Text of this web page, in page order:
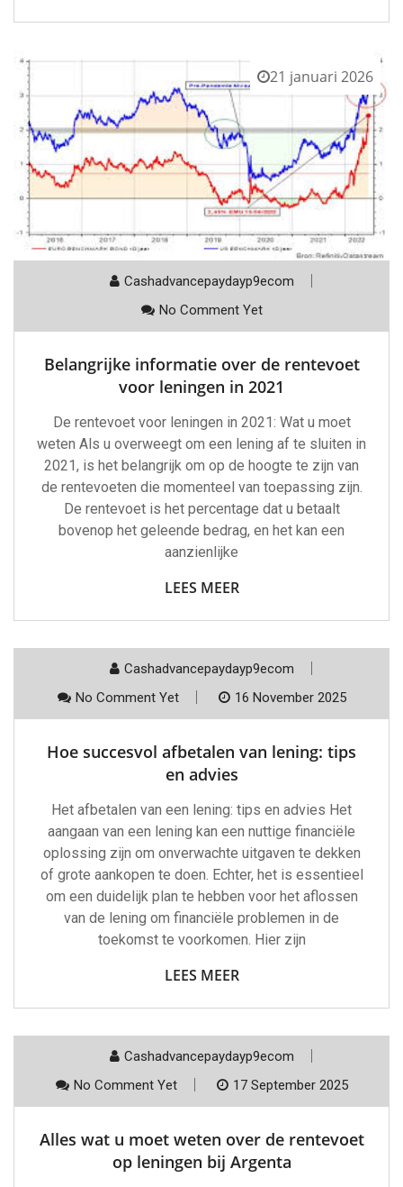
21 januari 2026
Cashadvancepaydayp9ecom
No Comment Yet
Belangrijke informatie over de rentevoet
voor leningen in 2021
De rentevoet voor leningen in 2021: Wat u moet
weten Als u overweegt om een lening af te sluiten in
2021, is het belangrijk om op de hoogte te zijn van
de rentevoeten die momenteel van toepassing zijn.
De rentevoet is het percentage dat u betaalt
bovenop het geleende bedrag, en het kan een
aanzienlijke
LEES MEER
Cashadvancepaydayp9ecom
No Comment Yet
16 November 2025
Hoe succesvol afbetalen van lening: tips
en advies
Het afbetalen van een lening: tips en advies Het
aangaan van een lening kan een nuttige financiële
oplossing zijn om onverwachte uitgaven te dekken
of grote aankopen te doen. Echter, het is essentieel
om een duidelijk plan te hebben voor het aflossen
van de lening om financiële problemen in de
toekomst te voorkomen. Hier zijn
LEES MEER
Cashadvancepaydayp9ecom
No Comment Yet
17 September 2025
Alles wat u moet weten over de rentevoet
op leningen bij Argenta